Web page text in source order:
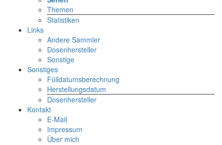
Themen
Statistiken
Links
Andere Sammler
Dosenhersteller
Sonstige
Sonstiges
Fülldatumsberechnung
Herstellungsdatum
Dosenhersteller
Kontakt
E-Mail
Impressum
Über mich